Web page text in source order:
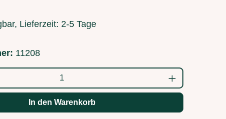
Lieferzeit: 2-5 Tage
11208
Gib den gewünschten Wert ein
In den Warenkorb